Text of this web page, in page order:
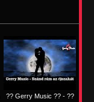
?? Gerry Music ?? - ??